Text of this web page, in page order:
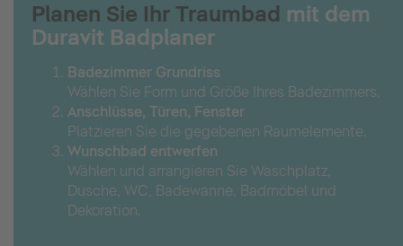
Planen Sie Ihr Traumbad mit dem
Duravit Badplaner
Badezimmer Grundriss
Wählen Sie Form und Größe Ihres Badezimmers.
Anschlüsse, Türen, Fenster
Platzieren Sie die gegebenen Raumelemente.
Wunschbad entwerfen
Wählen und arrangieren Sie Waschplatz,
Dusche, WC, Badewanne, Badmöbel und
Dekoration.